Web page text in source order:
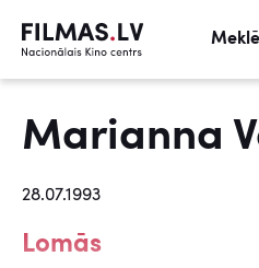
Marianna
28.07.1993
Lomās